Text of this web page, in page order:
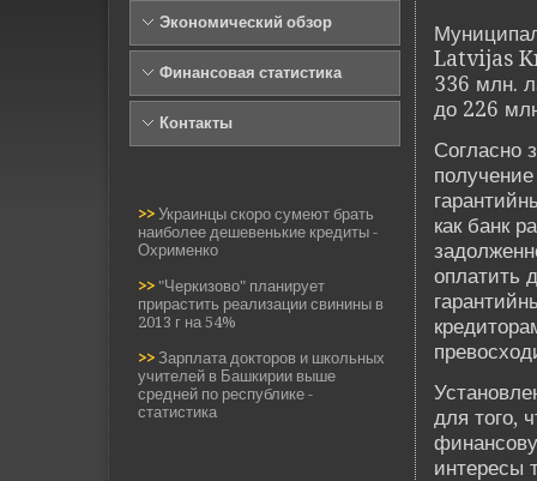
Экономический обзор
Финансовая статистика
Контакты
>> Украинцы скоро сумеют брать
наиболее дешевенькие кредиты -
Охрименко
>> "Черкизово" планирует
прирастить реализации свинины в
2013 г на 54%
>> Зарплата докторов и школьных
учителей в Башкирии выше
средней по республике -
статистика
Latvijas
336 млн.
до 226
Согласно
как банк
оплатить
для того,
интересы